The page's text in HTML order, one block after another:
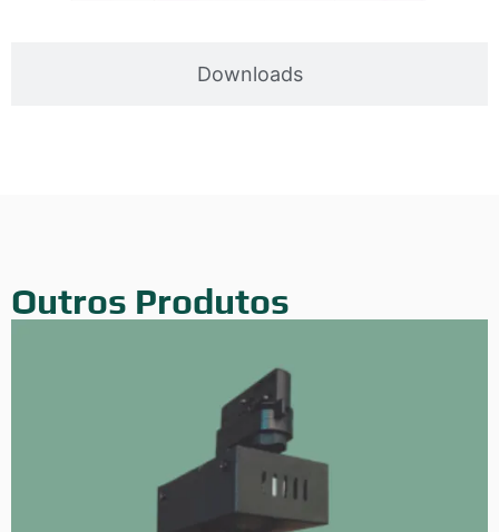
Downloads
Outros Produtos